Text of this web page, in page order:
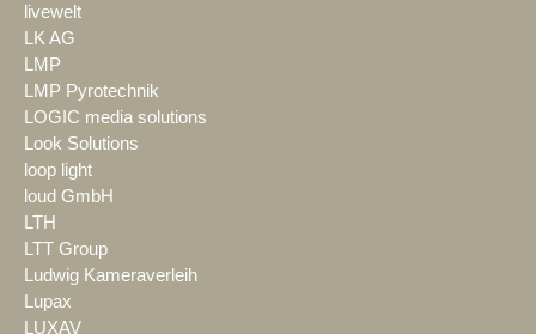
livewelt
LK AG
LMP
LMP Pyrotechnik
LOGIC media solutions
Look Solutions
loop light
loud GmbH
LTH
LTT Group
Ludwig Kameraverleih
Lupax
LUXAV